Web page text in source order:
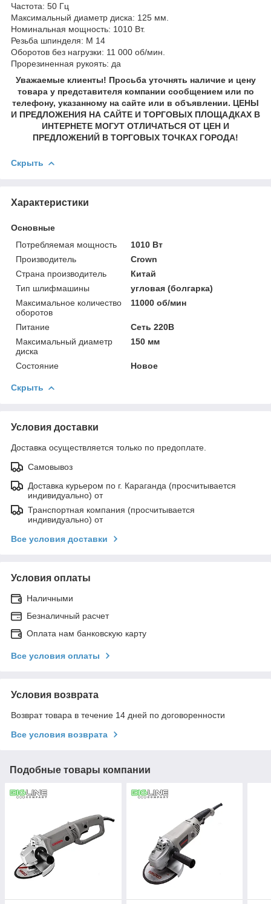
Частота: 50 Гц
Максимальный диаметр диска: 125 мм.
Номинальная мощность: 1010 Вт.
Резьба шпинделя: М 14
Оборотов без нагрузки: 11 000 об/мин.
Прорезиненная рукоять: да
Уважаемые клиенты! Просьба уточнять наличие и цену
товара у представителя компании сообщением или по
телефону, указанному на сайте или в объявлении. ЦЕНЫ
И ПРЕДЛОЖЕНИЯ НА САЙТЕ И ТОРГОВЫХ ПЛОЩАДКАХ В
ИНТЕРНЕТЕ МОГУТ ОТЛИЧАТЬСЯ ОТ ЦЕН И
ПРЕДЛОЖЕНИЙ В ТОРГОВЫХ ТОЧКАХ ГОРОДА!
Скрыть
Характеристики
Основные
Потребляемая мощность
1010 Вт
Производитель
Crown
Страна производитель
Китай
Тип шлифмашины
угловая (болгарка)
Максимальное количество
оборотов
11000 об/мин
Питание
Сеть 220В
Максимальный диаметр
диска
150 мм
Состояние Новое
Скрыть
Условия доставки
Доставка осуществляется только по предоплате.
Самовывоз
Доставка курьером по г. Караганда (просчитывается
индивидуально) от
Транспортная компания (просчитывается
индивидуально) от
Все условия доставки
Условия оплаты
Наличными
Безналичный расчет
Оплата нам банковскую карту
Все условия оплаты
Условия возврата
Возврат товара в течение 14 дней по договоренности
Все условия возврата
Подобные товары компании